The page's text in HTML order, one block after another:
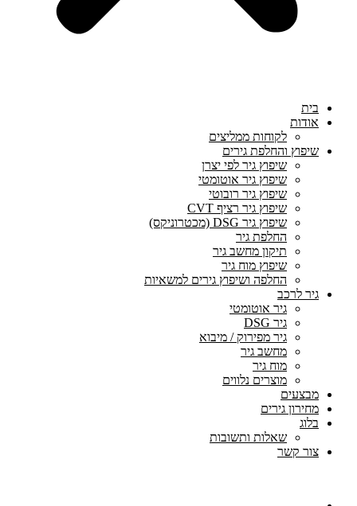
בית
אודות
לקוחות ממליצים
שיפוץ והחלפת גירים
שיפוץ גיר לפי יצרן
שיפוץ גיר אוטומטי
שיפוץ גיר רובוטי
שיפוץ גיר רציף CVT
שיפוץ גיר DSG (מכטרוניקס)
החלפת גיר
תיקון מחשב גיר
שיפוץ מוח גיר
החלפה ושיפוץ גירים למשאיות
גיר לרכב
גיר אוטומטי
גיר DSG
גיר מפירוק / מיבוא
מחשב גיר
מוח גיר
מוצרים נלווים
מבצעים
מחירון גירים
בלוג
שאלות ותשובות
צור קשר